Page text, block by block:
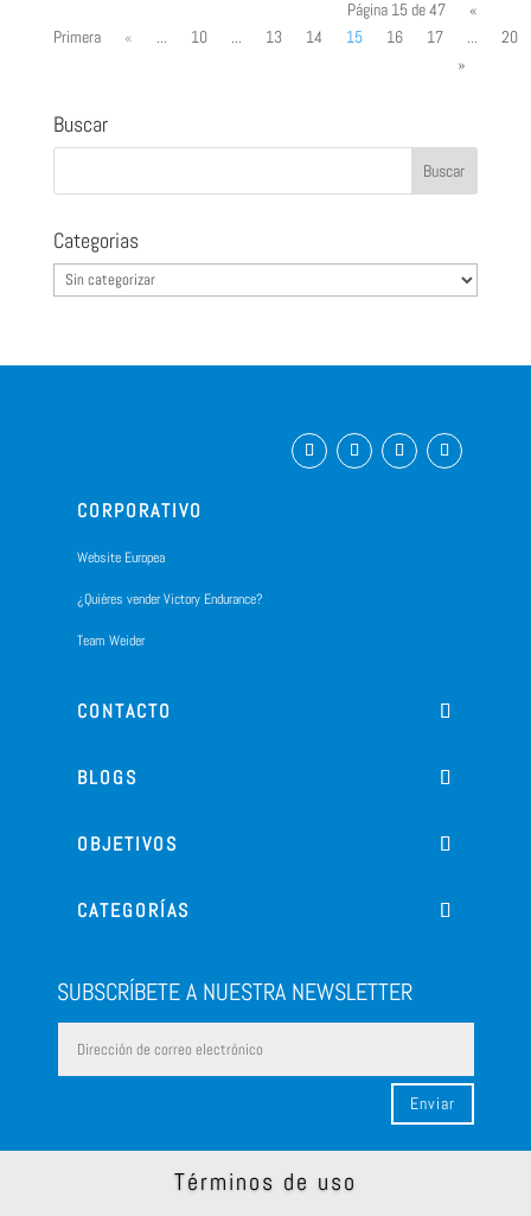
Página 15 de 47
«
Primera
« ... 10 ... 13 14 15 16 17 ...
20
»
Buscar
Categorias
Categorias
CORPORATIVO
Website Europea
¿Quiéres vender Victory Endurance?
Team Weider
CONTACTO
BLOGS
OBJETIVOS
CATEGORÍAS
SUBSCRÍBETE A NUESTRA NEWSLETTER
Enviar
Términos de uso